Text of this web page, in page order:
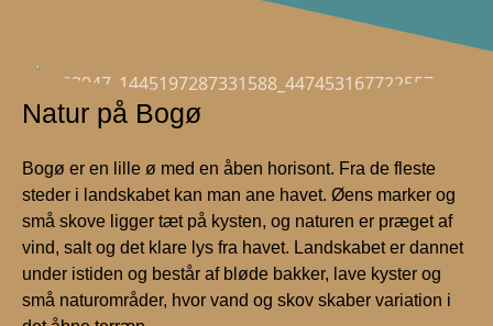
Natur på Bogø
Bogø er en lille ø med en åben horisont. Fra de fleste
steder i landskabet kan man ane havet. Øens marker og
små skove ligger tæt på kysten, og naturen er præget af
vind, salt og det klare lys fra havet. Landskabet er dannet
under istiden og består af bløde bakker, lave kyster og
små naturområder, hvor vand og skov skaber variation i